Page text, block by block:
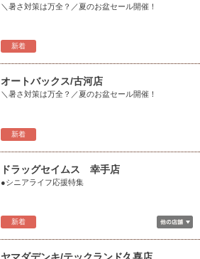
新着
＼暑さ対策は万全？／夏のお盆セール開催！
新着
オートバックス/古河店
＼暑さ対策は万全？／夏のお盆セール開催！
新着
ドラッグセイムス 幸手店
●シニアライフ応援特集